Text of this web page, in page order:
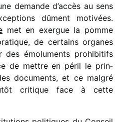
demande d’ac­cès au sens
dûment moti­vées.
met en exergue la pomme
de certains organes
des émolu­ments prohi­bi­tifs
de mettre en péril le prin­
docu­ments, et ce malgré
critique face à cette